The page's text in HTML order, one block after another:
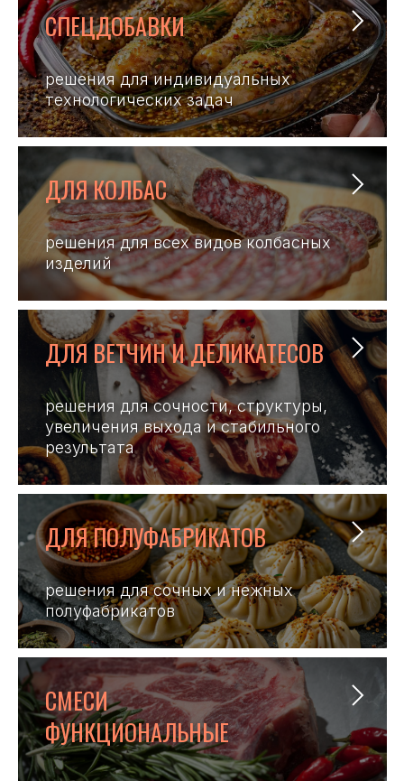
СПЕЦДОБАВКИ
решения для индивидуальных
технологических задач
ДЛЯ КОЛБАС
решения для всех видов колбасных
изделий
ДЛЯ ВЕТЧИН И ДЕЛИКАТЕСОВ
решения для сочности, структуры,
увеличения выхода и стабильного
результата
ДЛЯ ПОЛУФАБРИКАТОВ
решения для сочных и нежных
полуфабрикатов
СМЕСИ
ФУНКЦИОНАЛЬНЫЕ